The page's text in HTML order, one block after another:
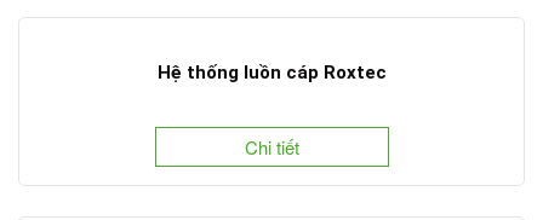
Hệ thống luồn cáp Roxtec
Chi tiết